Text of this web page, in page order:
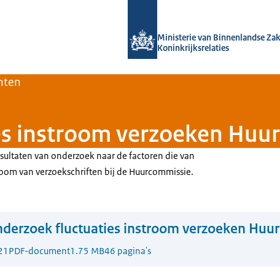
Ministerie van Binnenlandse
Koninkrijksrelaties
instroom verzoeken
van onderzoek naar de factoren die van
van verzoekschriften bij de Huurcommissie.
fluctuaties instroom verzoeken
PDF-document1.75 MB46 pagina's